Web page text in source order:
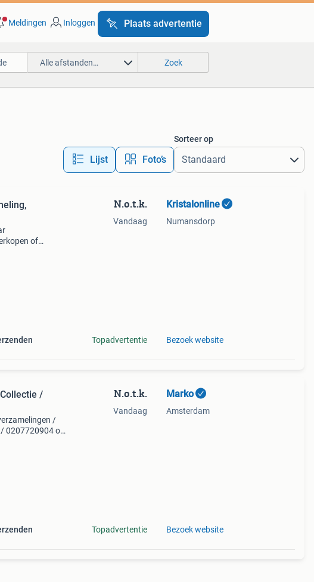
Meldingen Inloggen Plaats advertentie
Alle afstanden… Zoek
Lijst Foto’s
Sorteer op
of
N.o.t.k.
Vandaag
Topadvertentie
Kristalonline
Numansdorp
Bezoek website
/
0207720904 of
N.o.t.k.
Vandaag
Topadvertentie
Marko
Amsterdam
Bezoek website